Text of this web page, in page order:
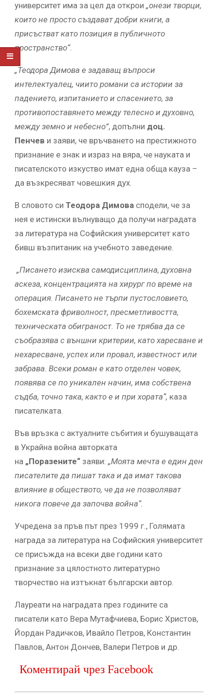
университет има за цел да открои „онези творци,
които не просто създават добри книги, а
присъстват като позиция в публичното
пространство“.
„Теодора Димова е задаващ въпроси
интелектуалец, чиито романи са истории за
падението, изпитанието и спасението, за
противопоставянето между телесно и духовно,
между земно и небесно”, допълни доц.
Пенчев и заяви, че връчването на престижното
признание е знак и израз на вяра, че науката и
писателското изкуство имат една обща кауза –
да възкресяват човешкия дух.
В словото си Теодора Димова сподели, че за
нея е истински вълнуващо да получи наградата
за литература на Софийския университет като
бивш възпитаник на учебното заведение.
„Писането изисква самодисциплина, духовна
аскеза, концентрацията на хирург по време на
операция. Писането не търпи пустословието,
бохемската фриволност, пресметливостта,
техническата обиграност. То не трябва да се
съобразява с външни критерии, като харесване и
нехаресване, успех или провал, известност или
забрава. Всеки роман е като отделен човек,
появява се по уникален начин, има собствена
съдба, точно така, както е и при хората“, каза
писателката.
Във връзка с актуалните събития и бушуващата
в Украйна война авторката
на „Поразените“ заяви: „Моята мечта е един ден
писателите да пишат така и да имат такова
влияние в обществото, че да не позволяват
никога повече да започва война“.
Учредена за пръв път през 1999 г., Голямата
награда за литература на Софийския университет
се присъжда на всеки две години като
признание за цялостното литературно
творчество на изтъкнат български автор.
Лауреати на наградата през годините са
писатели като Вера Мутафчиева, Борис Христов,
Йордан Радичков, Ивайло Петров, Константин
Павлов, Антон Дончев, Валери Петров и др.
Коментирай чрез Facebook